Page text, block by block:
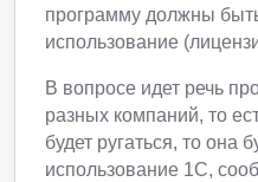
программу должны
использование
В вопросе идет речь
разных компаний, то
будет ругаться, то она
использование 1С,